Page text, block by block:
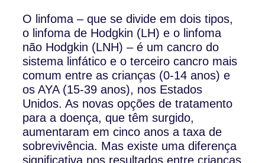
O linfoma – que se divide em dois tipos,
o linfoma de Hodgkin (LH) e o linfoma
não Hodgkin (LNH) – é um cancro do
sistema linfático e o terceiro cancro mais
comum entre as crianças (0-14 anos) e
os AYA (15-39 anos), nos Estados
Unidos. As novas opções de tratamento
para a doença, que têm surgido,
aumentaram em cinco anos a taxa de
sobrevivência. Mas existe uma diferença
significativa nos resultados entre crianças